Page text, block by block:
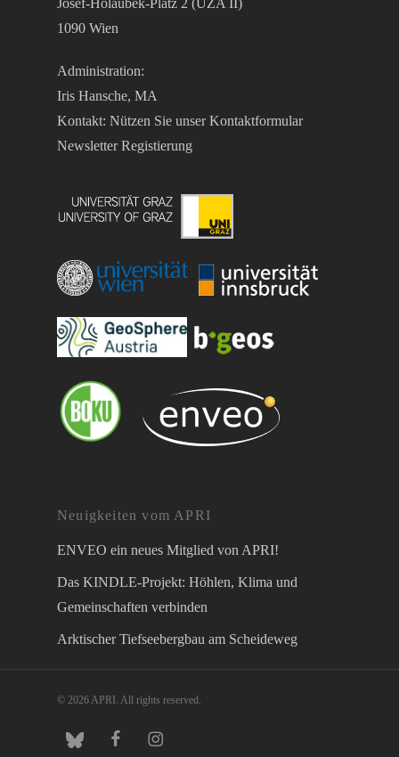
1090 Wien
Administration:
Iris Hansche, MA
Kontakt: Nützen Sie unserKontaktformular
Newsletter Registierung
Neuigkeiten vom APRI
ENVEO ein neues Mitglied von APRI!
Das KINDLE-Projekt: Höhlen, Klima und
Gemeinschaften verbinden
Arktischer Tiefseebergbau am Scheideweg
© 2026 APRI. All rights reserved.
twitter facebook instagram